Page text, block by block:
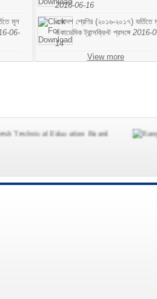
মূল
06-
2016-06-16
একাদশ শ্রেণির (২০১৬-২০১৭) ভর্তিতে
একাডেমিক ট্রান্সক্রিপ্ট প্রসঙ্গে 2016-
14
View more